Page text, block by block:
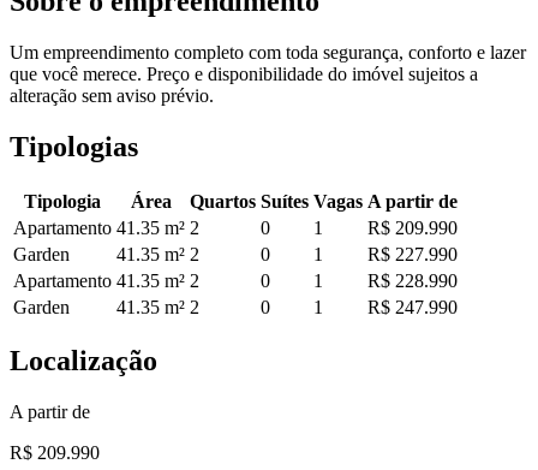
Um empreendimento completo com toda segurança, conforto e lazer
que você merece. Preço e disponibilidade do imóvel sujeitos a
alteração sem aviso prévio.
Tipologias
Tipologia Área Quartos Suítes Vagas A partir de
Apartamento 41.35 m² 2 0 1
R$ 209.990
Garden
41.35 m² 2 0 1
R$ 227.990
Apartamento 41.35 m² 2 0 1
R$ 228.990
Garden
41.35 m² 2 0 1 R$ 247.990
Localização
A partir de
R$ 209.990